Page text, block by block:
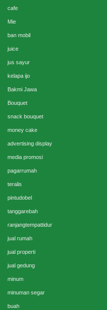
cafe
Mie
ban mobil
juice
jus sayur
kelapa ijo
Bakmi Jawa
Bouquet
snack bouquet
money cake
advertising display
media promosi
pagarrumah
teralis
pintudobel
tanggarebah
ranjangtempattidur
jual rumah
jual properti
jual gedung
minum
minuman segar
buah